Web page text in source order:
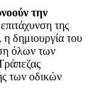
την
της
δημιουργία του
όλων των
των οδικών